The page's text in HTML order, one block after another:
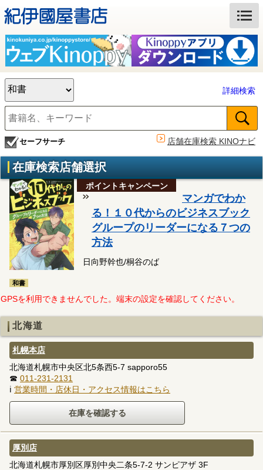
詳細検索
セーフサーチ 店舗在庫検索 KINOナビ
在庫検索店舗選択
和書
ポイントキャンペーン
マンガでわか
る！１０代からのビジネスブック
グループのリーダーになる７つの
方法
日向野幹也/桐谷のば
GPSを利用できませんでした。端末の設定を確認してください。
北海道
札幌本店
北海道札幌市中央区北5条西5-7 sapporo55
☎ 011-231-2131
ℹ 営業時間・店休日・アクセス情報はこちら
厚別店
北海道札幌市厚別区厚別中央二条5-7-2 サンピアザ 3F